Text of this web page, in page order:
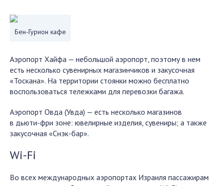
Бен-Гурион кафе
Аэропорт Хайфа — небольшой аэропорт, поэтому в нем
есть несколько сувенирных магазинчиков и закусочная
«Тоскана». На территории стоянки можно бесплатно
воспользоваться тележками для перевозки багажа.
Аэропорт Овда (Увда) — есть несколько магазинов
в дьюти-фри зоне: ювелирные изделия, сувениры; а также
закусочная «Снэк-бар».
Wi-Fi
Во всех международных аэропортах Израиля пассажирам